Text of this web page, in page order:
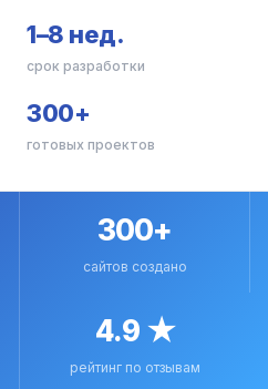
1–8 нед.
срок разработки
300+
готовых проектов
300+
сайтов создано
4.9 ★
рейтинг по отзывам